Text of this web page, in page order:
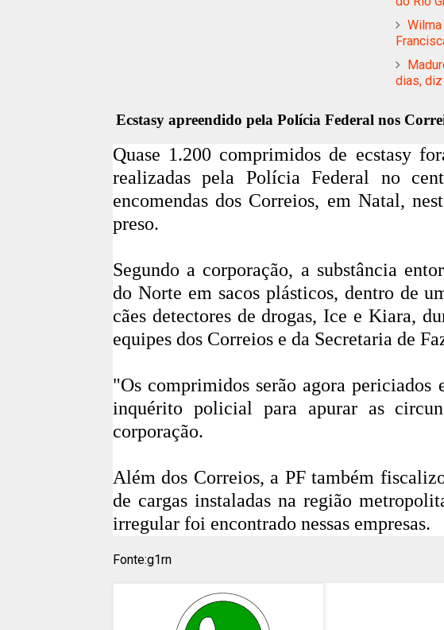
dias,
Ecstasy apreendido pela Polícia Federal nos
Quase 1.200 comprimidos de ecstasy
realizadas pela Polícia Federal no
encomendas dos Correios, em Natal,
preso.
Segundo a corporação, a substância
do Norte em sacos plásticos, dentro de
cães detectores de drogas, Ice e Kiara,
equipes dos Correios e da Secretaria de
"Os comprimidos serão agora
inquérito policial para apurar as
corporação.
Além dos Correios, a PF também
de cargas instaladas na região
irregular foi encontrado nessas empresas.
Fonte:g1rn